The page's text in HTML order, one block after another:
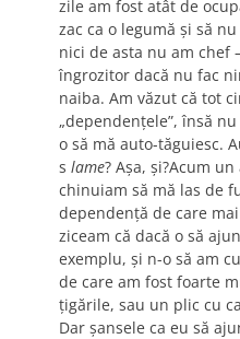
zile am fost atât de
zac ca o legumă şi să
nici de asta nu am chef
îngrozitor dacă nu fac
naiba. Am văzut că tot
„dependenţele”, însă
o să mă auto-tăguiesc.
s lame? Aşa, şi?Acum
chinuiam să mă las de
dependenţă de care
ziceam că dacă o să
exemplu, şi n-o să am
de care am fost foarte
ţigările, sau un plic cu
Dar şansele ca eu să